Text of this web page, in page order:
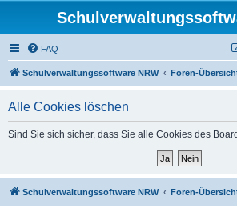
FAQ
Schulverwaltungssoftware NRW Foren-
Alle Cookies löschen
Sind Sie sich sicher, dass Sie alle Cookies des
Schulverwaltungssoftware NRW Foren-